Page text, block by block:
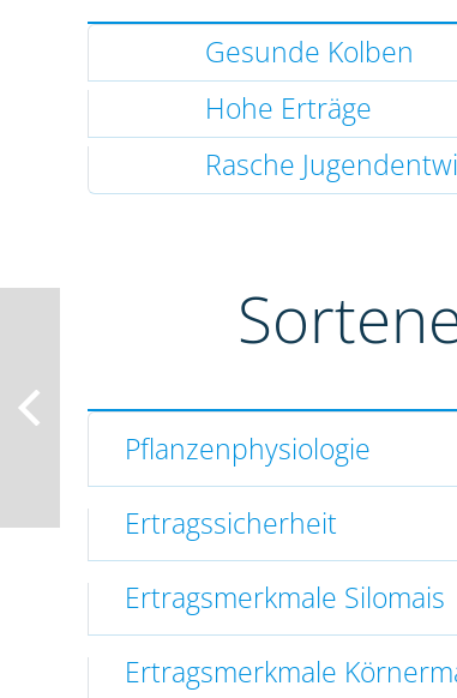
Gesunde Kolben
Hohe Erträge
Rasche
Pflanzenphysiologie
Ertragssicherheit
Ertragsmerkmale Silomais
Ertragsmerkmale